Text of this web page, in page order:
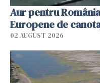
Aur pentru
Europene de
02 AUGUST 2026